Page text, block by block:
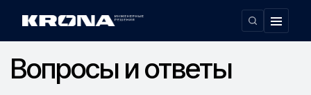
Главная ›Вопросы и ответы
Вопросы и ответы